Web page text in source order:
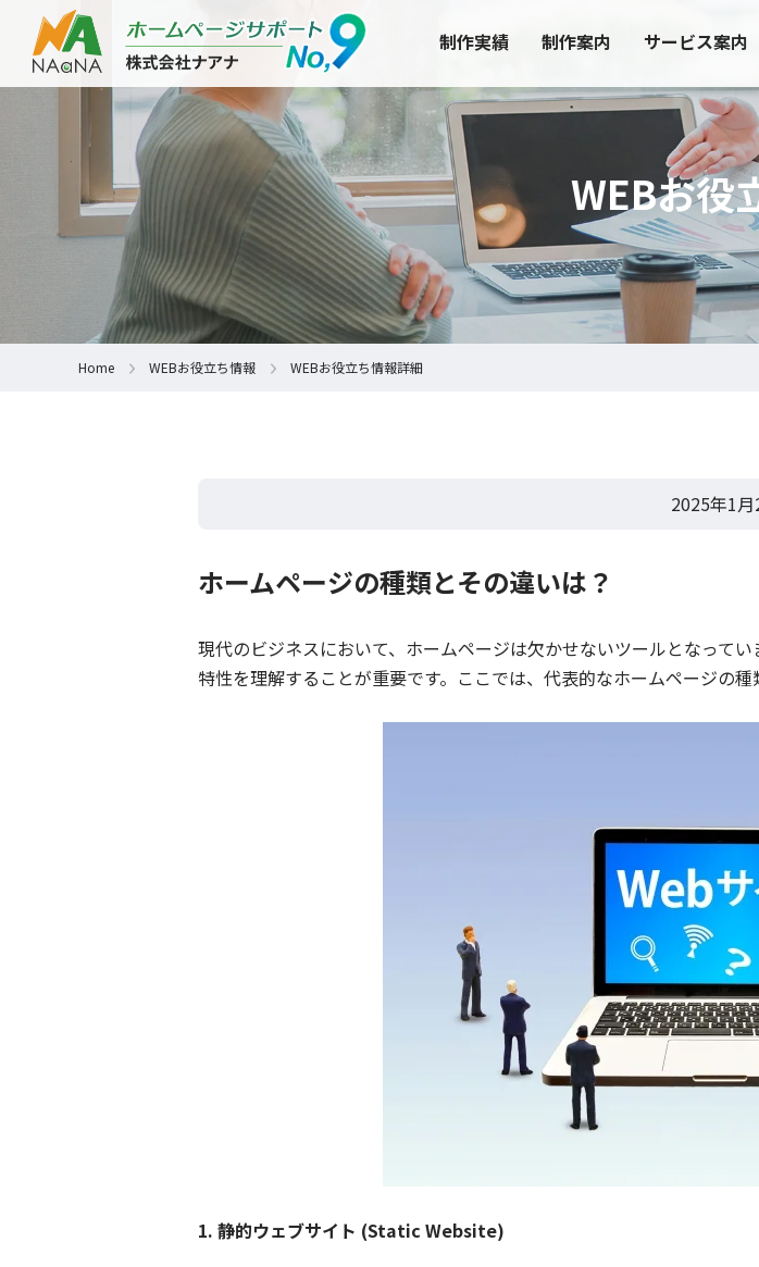
制作実績 制作案内 サービス案内
WEBお役
Home WEBお役立ち情報 WEBお役立ち情報詳細
2025年1月
ホームページの種類とその違いは？
現代のビジネスにおいて、ホームページは欠かせないツールとなって
特性を理解することが重要です。ここでは、代表的なホームページの種
1. 静的ウェブサイト (Static Website)